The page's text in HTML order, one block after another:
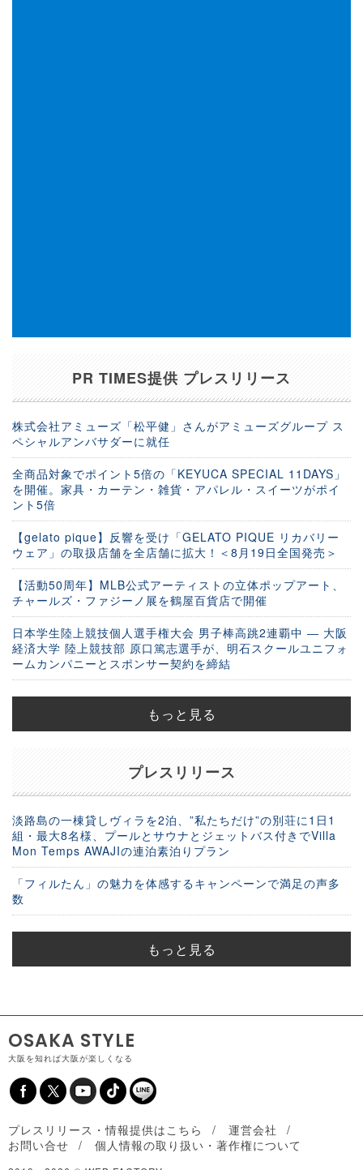
PR TIMES提供 プレスリリース
株式会社アミューズ「松平健」さんがアミューズグループ ス
ペシャルアンバサダーに就任
全商品対象でポイント5倍の「KEYUCA SPECIAL 11DAYS」
を開催。家具・カーテン・雑貨・アパレル・スイーツがポイ
ント5倍
【gelato pique】反響を受け「GELATO PIQUE リカバリー
ウェア」の取扱店舗を全店舗に拡大！＜8月19日全国発売＞
【活動50周年】MLB公式アーティストの立体ポップアート、
チャールズ・ファジーノ展を鶴屋百貨店で開催
日本学生陸上競技個人選手権大会 男子棒高跳2連覇中 ― 大阪
経済大学 陸上競技部 原口篤志選手が、明石スクールユニフォ
ームカンパニーとスポンサー契約を締結
もっと見る
プレスリリース
淡路島の一棟貸しヴィラを2泊、”私たちだけ”の別荘に1日1
組・最大8名様、プールとサウナとジェットバス付きでVilla
Mon Temps AWAJIの連泊素泊りプラン
「フィルたん」の魅力を体感するキャンペーンで満足の声多
数
もっと見る
OSAKA STYLE
大阪を知れば大阪が楽しくなる
プレスリリース・情報提供はこちら
運営会社
お問い合せ
個人情報の取り扱い・著作権について